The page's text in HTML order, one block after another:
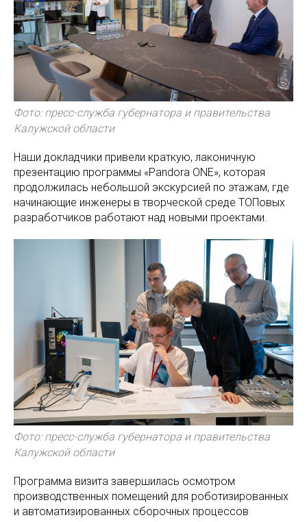
Фото: пресс-служба губернатора и правительства
Калужской области
Наши докладчики привели краткую, лаконичную
презентацию программы «Pandora ONE», которая
продолжилась небольшой экскурсией по этажам, где
начинающие инженеры в творческой среде ТОПовых
разработчиков работают над новыми проектами.
Фото: пресс-служба губернатора и правительства
Калужской области
Программа визита завершилась осмотром
производственных помещений для роботизированных
и автоматизированных сборочных процессов